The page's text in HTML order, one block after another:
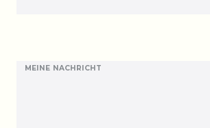
MEINE NACHRICHT